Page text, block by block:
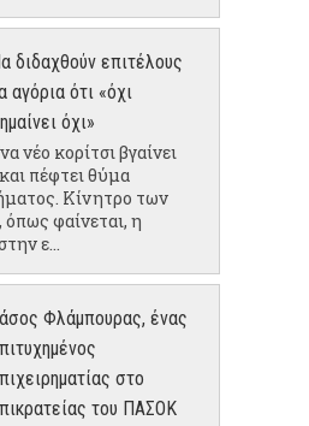
διδαχθούν επιτέλους
αγόρια ότι «όχι
όχι»
νέο κορίτσι βγαίνει
πέφτει θύμα
Κίνητρο των
φαίνεται, η
ε...
Φλάμπουρας, ένας
στο
του ΠΑΣΟΚ